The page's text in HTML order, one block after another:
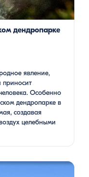
как «Сочут»
дендропарке
явление,
приносит
Особенно
дендропарке в
создавая
целебными
дендропарк, также
с Barev Armenia,